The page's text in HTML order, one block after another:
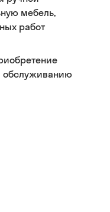
мебель,
работ
обслуживанию